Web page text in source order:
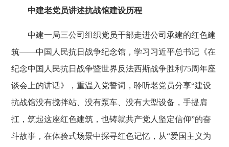
中建老党员讲述抗战馆建设历程
中建一局三公司组织党员干部走进公司承建的红色建
筑——中国人民抗日战争纪念馆，学习习近平总书记《在
纪念中国人民抗日战争暨世界反法西斯战争胜利75周年座
谈会上的讲话》，重温入党誓词，聆听老党员分享“建设
抗战馆没有搅拌站、没有泵车、没有大型设备，手提肩
扛，筑起这座红色建筑，也铸就共产党人坚定信仰”的奋
斗故事，在体验式场景中探寻红色记忆，从“爱国主义为